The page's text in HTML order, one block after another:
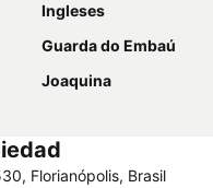
Ingleses
Guarda do Embaú
Joaquina
Florianópolis, Brasil